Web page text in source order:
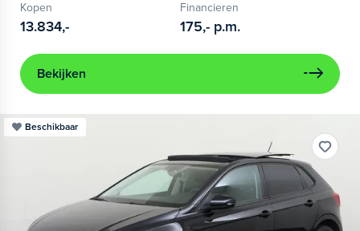
Kopen
13.834,-
Financieren
175,- p.m.
Bekijken
Beschikbaar